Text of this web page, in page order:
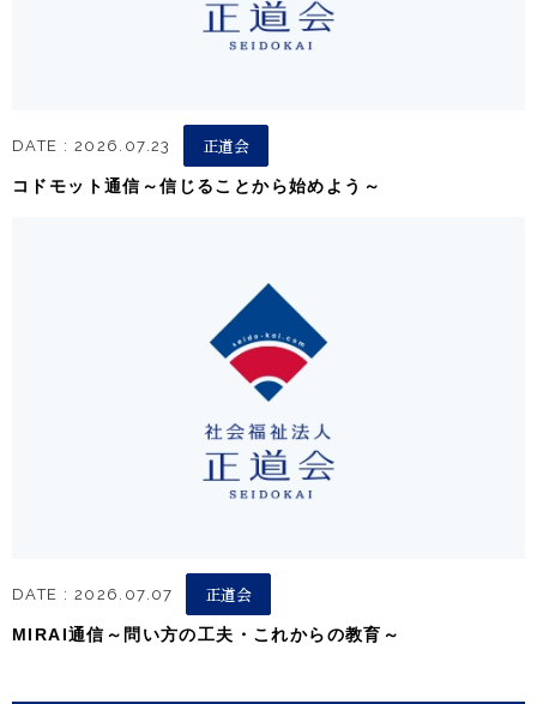
DATE : 2026.07.23 正道会
コドモット通信～信じることから始めよう～
DATE : 2026.07.07 正道会
MIRAI通信～問い方の工夫・これからの教育～